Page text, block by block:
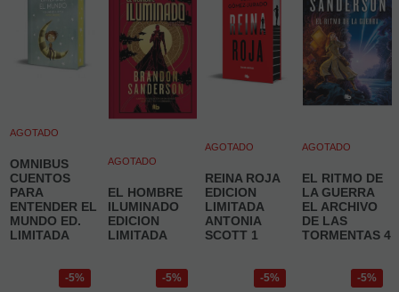
AGOTADO
OMNIBUS
CUENTOS
PARA
ENTENDER EL
MUNDO ED.
LIMITADA
5%
AGOTADO
EL HOMBRE
ILUMINADO
EDICION
LIMITADA
5%
AGOTADO
REINA ROJA
EDICION
LIMITADA
ANTONIA
SCOTT 1
5%
AGOTADO
EL RITMO DE
LA GUERRA
EL ARCHIVO
DE LAS
TORMENTAS 4
5%